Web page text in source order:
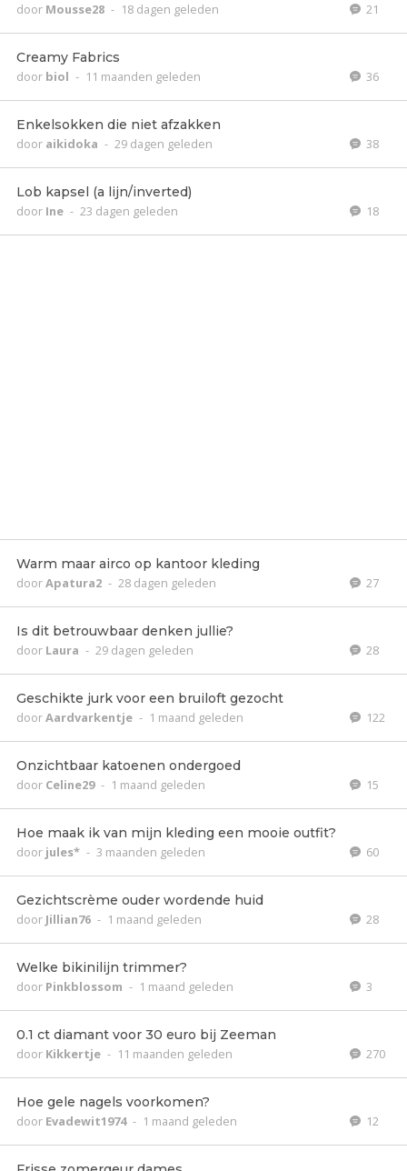
door Mousse28 - 18 dagen geleden 21
Creamy Fabrics
door biol - 11 maanden geleden 36
Enkelsokken die niet afzakken
door aikidoka - 29 dagen geleden 38
Lob kapsel (a lijn/inverted)
door Ine - 23 dagen geleden 18
Warm maar airco op kantoor kleding
doorApatura2 - 28 dagen geleden 27
Is dit betrouwbaar denken jullie?
door Laura - 29 dagen geleden 28
Geschikte jurk voor een bruiloft gezocht
doorAardvarkentje - 1 maand geleden 122
Onzichtbaar katoenen ondergoed
door Celine29 - 1 maand geleden 15
Hoe maak ik van mijn kleding een mooie outfit?
door jules* - 3 maanden geleden 60
Gezichtscrème ouder wordende huid
door Jillian76 - 1 maand geleden 28
Welke bikinilijn trimmer?
door Pinkblossom - 1 maand geleden 3
0.1 ct diamant voor 30 euro bij Zeeman
door Kikkertje - 11 maanden geleden 270
Hoe gele nagels voorkomen?
door Evadewit1974 - 1 maand geleden 12